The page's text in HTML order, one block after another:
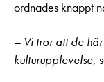
ordnades knappt
– Vi tror att de
kulturupplevelse,